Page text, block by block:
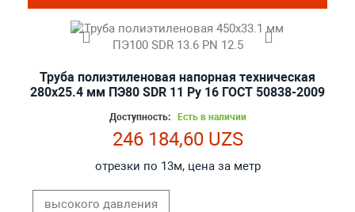
Труба полиэтиленовая напорная техническая
280х25.4 мм ПЭ80 SDR 11 Ру 16 ГОСТ 50838-2009
Доступность: Есть в наличии
246 184,60 UZS
отрезки по 13м, цена за метр
высокого давления